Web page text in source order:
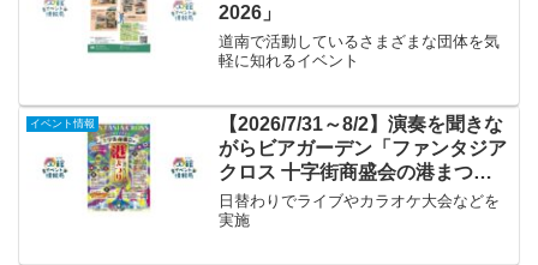
2026」
道南で活動しているさまざまな団体を気
軽に知れるイベント
イベント情報
【2026/7/31～8/2】演奏を聞きな
がらビアガーデン「ファンタジア
クロス 十字街商盛会の港まつ
り」
日替わりでライブやカラオケ大会などを
実施